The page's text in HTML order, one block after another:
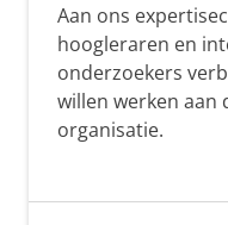
Aan ons
hoogleraren en
onderzoekers
willen werken aan
organisatie.